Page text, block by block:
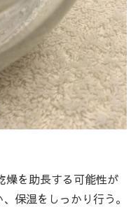
燥を助長する可能性が
保湿をしっかり行う。